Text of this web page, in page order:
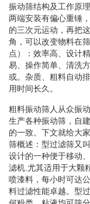
振动筛结构及工作原
两端安装有偏心重锤
的三次元运动，再把
角，可以改变物料在
点）：效率高、设计
易、操作简单、清洗
或。杂质、粗料自动
用时间长久。
粗料振动筛人从众振
生产各种振动筛，自
的一致。下文就给大
筛概述：型过滤筛又
设计的一种便于移动
滤机.尤其适用于大颗
喷漆料，每小时可达
料过滤性能卓越。型